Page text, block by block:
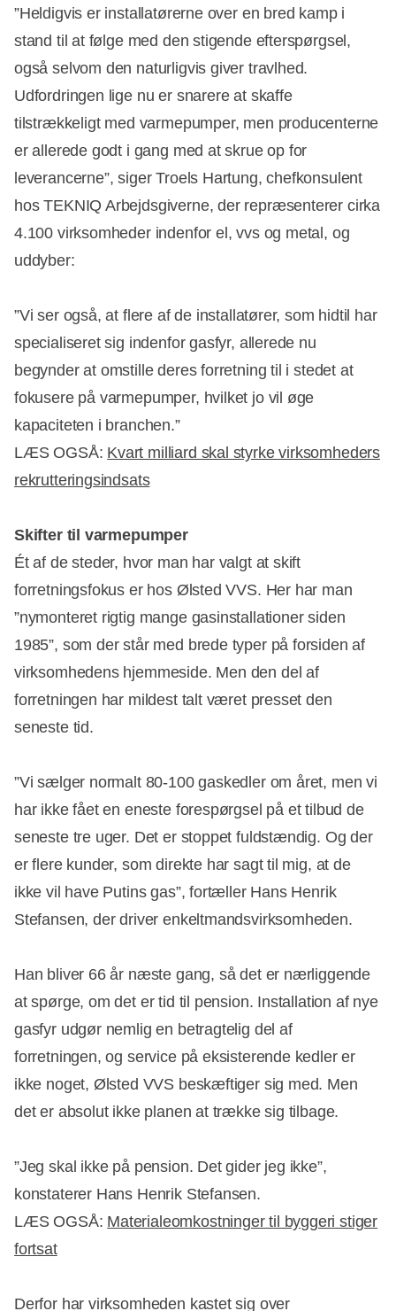
”Heldigvis er installatørerne over en bred kamp i
stand til at følge med den stigende efterspørgsel,
også selvom den naturligvis giver travlhed.
Udfordringen lige nu er snarere at skaffe
tilstrækkeligt med varmepumper, men producenterne
er allerede godt i gang med at skrue op for
leverancerne”, siger Troels Hartung, chefkonsulent
hos TEKNIQ Arbejdsgiverne, der repræsenterer cirka
4.100 virksomheder indenfor el, vvs og metal, og
uddyber:
”Vi ser også, at flere af de installatører, som hidtil har
specialiseret sig indenfor gasfyr, allerede nu
begynder at omstille deres forretning til i stedet at
fokusere på varmepumper, hvilket jo vil øge
kapaciteten i branchen.”
LÆS OGSÅ: Kvart milliard skal styrke virksomheders
rekrutteringsindsats
Skifter til varmepumper
Ét af de steder, hvor man har valgt at skift
forretningsfokus er hos Ølsted VVS. Her har man
”nymonteret rigtig mange gasinstallationer siden
1985”, som der står med brede typer på forsiden af
virksomhedens hjemmeside. Men den del af
forretningen har mildest talt været presset den
seneste tid.
”Vi sælger normalt 80-100 gaskedler om året, men vi
har ikke fået en eneste forespørgsel på et tilbud de
seneste tre uger. Det er stoppet fuldstændig. Og der
er flere kunder, som direkte har sagt til mig, at de
ikke vil have Putins gas”, fortæller Hans Henrik
Stefansen, der driver enkeltmandsvirksomheden.
Han bliver 66 år næste gang, så det er nærliggende
at spørge, om det er tid til pension. Installation af nye
gasfyr udgør nemlig en betragtelig del af
forretningen, og service på eksisterende kedler er
ikke noget, Ølsted VVS beskæftiger sig med. Men
det er absolut ikke planen at trække sig tilbage.
”Jeg skal ikke på pension. Det gider jeg ikke”,
konstaterer Hans Henrik Stefansen.
LÆS OGSÅ: Materialeomkostninger til byggeri stiger
fortsat
Derfor har virksomheden kastet sig over